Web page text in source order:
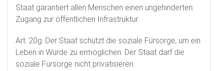
Staat garantiert allen Menschen einen ungehinderten
Zugang zur öffentlichen Infrastruktur.
Art. 20g: Der Staat schützt die soziale Fürsorge, um ein
Leben in Würde zu ermöglichen. Der Staat darf die
soziale Fürsorge nicht privatisieren.